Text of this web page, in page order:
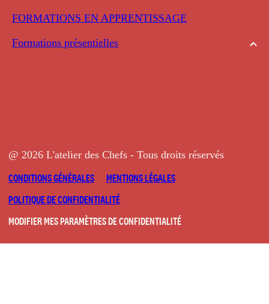
FORMATIONS EN APPRENTISSAGE
Formations présentielles
@ 2026 L'atelier des Chefs - Tous droits réservés
CONDITIONS GÉNÉRALES
MENTIONS LÉGALES
POLITIQUE DE CONFIDENTIALITÉ
MODIFIER MES PARAMÈTRES DE CONFIDENTIALITÉ